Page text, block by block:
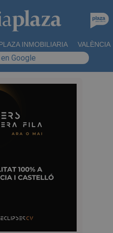
INMOBILIARIA VALÈNCIA
Google